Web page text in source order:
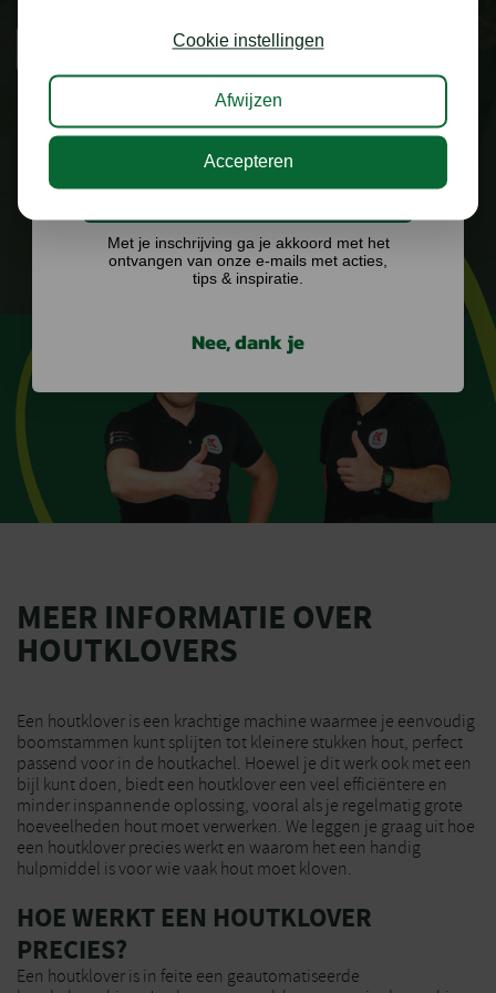
WHATSAPP
MEER INFORMATIE OVER
HOUTKLOVERS
Een houtklover is een krachtige machine waarmee je eenvoudig
boomstammen kunt splijten tot kleinere stukken hout, perfect
passend voor in de houtkachel. Hoewel je dit werk ook met een
bijl kunt doen, biedt een houtklover een veel efficiëntere en
minder inspannende oplossing, vooral als je regelmatig grote
hoeveelheden hout moet verwerken. We leggen je graag uit hoe
een houtklover precies werkt en waarom het een handig
hulpmiddel is voor wie vaak hout moet kloven.
HOE WERKT EEN HOUTKLOVER
PRECIES?
Een houtklover is in feite een geautomatiseerde
Cookie instellingen
Afwijzen
Accepteren
kans op €75,- te besteden op onze webshop.
Ik doe graag mee!
Met je inschrijving ga je akkoord met het
ontvangen van onze e-mails met acties,
tips & inspiratie.
Nee, dank je